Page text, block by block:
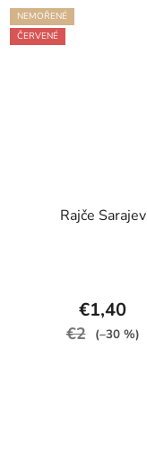
NEMOŘENÉ
ČERVENÉ
Rajče Sarajev
€1,40
€2 (–30 %)